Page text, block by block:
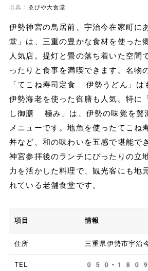
出典： ゑびや大食堂
伊勢神宮の鳥居前、宇治今在家町に
堂」は、三重の豊かな食材を使った
人気店。提灯と畳の落ち着いた空間
ったりと食事を満喫できます。名物
「てこね寿司定食 伊勢うどん」は
伊勢海老を使った御膳も人気。特に
し御膳 極み」は、伊勢の味覚を贅
メニューです。地魚を使ったてこね
丼など、和の味わいを五感で堪能で
神宮参拝後のランチにぴったりの立
力を活かした料理で、観光客にも地
れている老舗食堂です。
項目 情報
住所 三重県伊勢市宇
TEL 050-